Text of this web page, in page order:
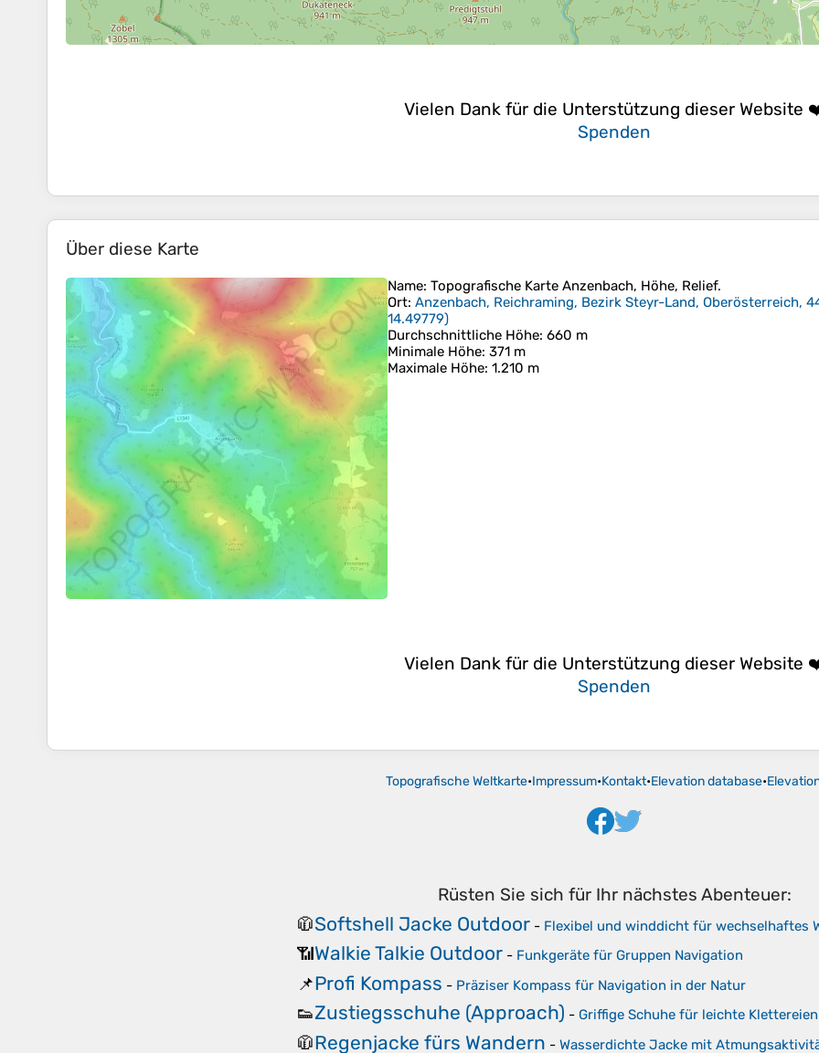
Vielen Dank für die Unterstützung dieser Website
Spenden
Über diese Karte
Name: Topografische Karte Anzenbach, Höhe, Relief.
Ort: Anzenbach, Reichraming, Bezirk Steyr-Land, Oberösterreich,
14.49779)
Durchschnittliche Höhe: 660 m
Minimale Höhe: 371 m
Maximale Höhe: 1.210 m
Vielen Dank für die Unterstützung dieser Website
Spenden
Topografische Weltkarte•Impressum•Kontakt•Elevation database•
Rüsten Sie sich für Ihr nächstes Abenteuer:
🧥Softshell Jacke Outdoor - Flexibel und winddicht für wechselhaftes
📶Walkie Talkie Outdoor - Funkgeräte für Gruppen Navigation
📌Profi Kompass - Präziser Kompass für Navigation in der Natur
👟Zustiegsschuhe (Approach) - Griffige Schuhe für leichte
🧥Regenjacke fürs Wandern - Wasserdichte Jacke mit